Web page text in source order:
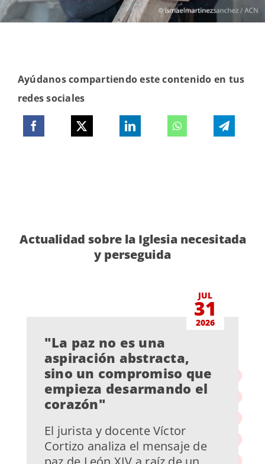
Ayúdanos compartiendo este contenido en tus
redes sociales
Actualidad sobre la Iglesia necesitada
y perseguida
JUL
31
2026
"La paz no es una
aspiración abstracta,
sino un compromiso que
empieza desarmando el
corazón"
El jurista y docente Víctor
Cortizo analiza el mensaje de